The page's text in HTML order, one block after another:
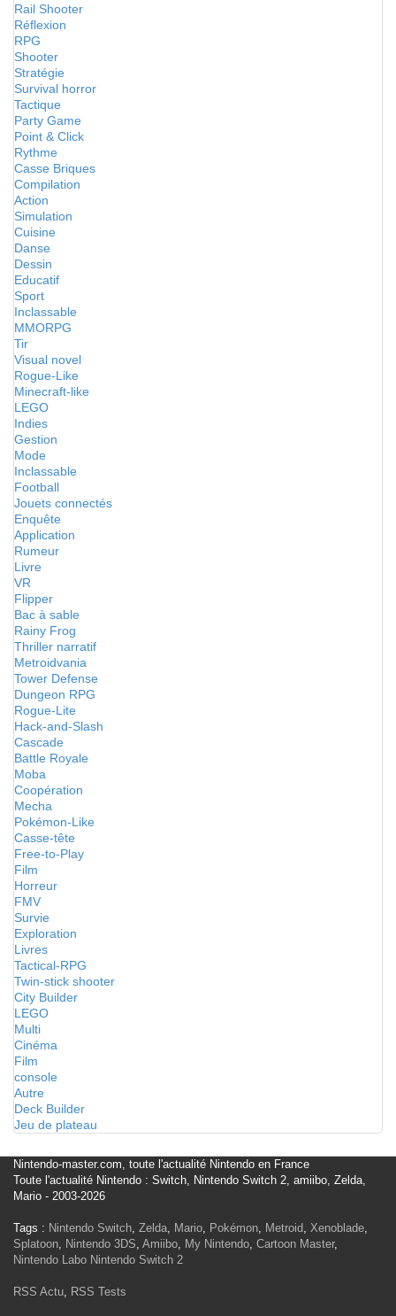
Rail Shooter
Réflexion
RPG
Shooter
Stratégie
Survival horror
Tactique
Party Game
Point & Click
Rythme
Casse Briques
Compilation
Action
Simulation
Cuisine
Danse
Dessin
Educatif
Sport
Inclassable
MMORPG
Tir
Visual novel
Rogue-Like
Minecraft-like
LEGO
Indies
Gestion
Mode
Inclassable
Football
Jouets connectés
Enquête
Application
Rumeur
Livre
VR
Flipper
Bac à sable
Rainy Frog
Thriller narratif
Metroidvania
Tower Defense
Dungeon RPG
Rogue-Lite
Hack-and-Slash
Cascade
Battle Royale
Moba
Coopération
Mecha
Pokémon-Like
Casse-tête
Free-to-Play
Film
Horreur
FMV
Survie
Exploration
Livres
Tactical-RPG
Twin-stick shooter
City Builder
LEGO
Multi
Cinéma
Film
console
Autre
Deck Builder
Jeu de plateau
Nintendo-master.com, toute l'actualité Nintendo en France
Toute l'actualité Nintendo : Switch, Nintendo Switch 2, amiibo, Zelda,
Mario - 2003-2026
Tags : Nintendo Switch, Zelda, Mario, Pokémon, Metroid, Xenoblade,
Splatoon, Nintendo 3DS, Amiibo, My Nintendo, Cartoon Master,
Nintendo Labo Nintendo Switch 2
RSS Actu, RSS Tests